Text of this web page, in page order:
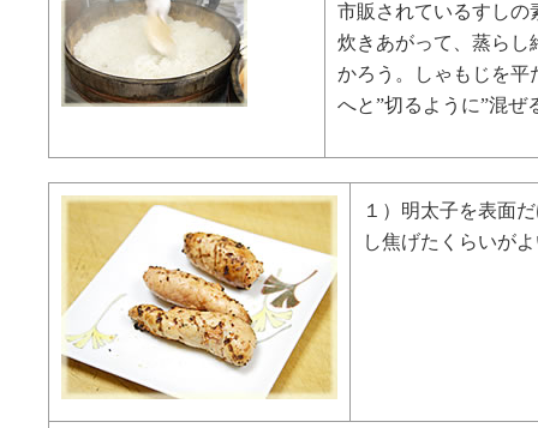
市販されているすしの
炊きあがって、蒸らし
かろう。しゃもじを平
へと”切るように”混ぜ
１）明太子を表面
し焦げたくらいが